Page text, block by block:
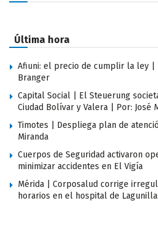
Última hora
Afiuni: el precio de cumplir la ley |
Branger
Capital Social | El Steuerung
Ciudad Bolívar y Valera | Por: José
Timotes | Despliega plan de
Miranda
Cuerpos de Seguridad activaron
minimizar accidentes en El Vigía
Mérida | Corposalud corrige
horarios en el hospital de